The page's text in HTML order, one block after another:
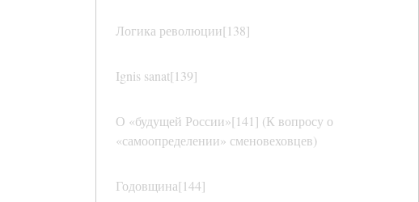
Логика революции[138]
Ignis sanat[139]
О «будущей России»[141] (К вопросу о
«самоопределении» сменовеховцев)
Годовщина[144]